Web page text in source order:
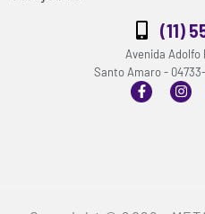
(11)
Avenida Adolfo
Santo Amaro -